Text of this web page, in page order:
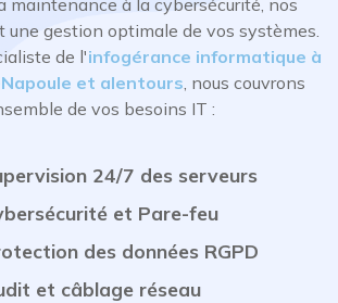
maintenance à la cybersécurité, nos
une gestion optimale de vos systèmes.
de l'infogérance informatique à
et alentours, nous couvrons
de vos besoins IT :
24/7 des serveurs
et Pare-feu
des données RGPD
et câblage réseau